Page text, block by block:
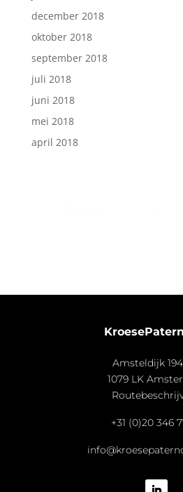
december 2018
oktober 2018
september 2018
juli 2018
juni 2018
mei 2018
april 2018
Amsteldijk
1079 LK
+31 (0)20 346